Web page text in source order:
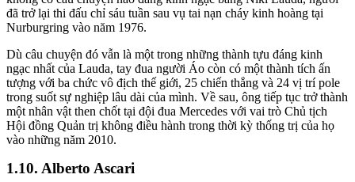
đã trở lại thi đấu chỉ sáu tuần sau vụ tai nạn cháy kinh hoàng tại
Nurburgring vào năm 1976.
Dù câu chuyện đó vẫn là một trong những thành tựu đáng kinh
ngạc nhất của Lauda, tay đua người Áo còn có một thành tích ấn
tượng với ba chức vô địch thế giới, 25 chiến thắng và 24 vị trí pole
trong suốt sự nghiệp lâu dài của mình. Về sau, ông tiếp tục trở thành
một nhân vật then chốt tại đội đua Mercedes với vai trò Chủ tịch
Hội đồng Quản trị không điều hành trong thời kỳ thống trị của họ
vào những năm 2010.
Alberto Ascari